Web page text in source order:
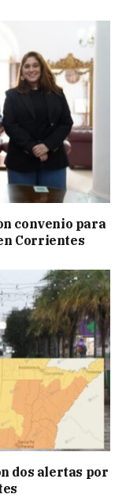
convenio para
Corrientes
dos alertas por